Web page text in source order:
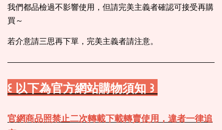
我們都品檢過不影響使用，但請完美主義者確認可接受再購
買～
若介意請三思再下單，完美主義者請注意。
꒰ 以下為官方網站購物須知 ꒱
官網商品照禁止二次轉載下載轉賣使用，違者一律追